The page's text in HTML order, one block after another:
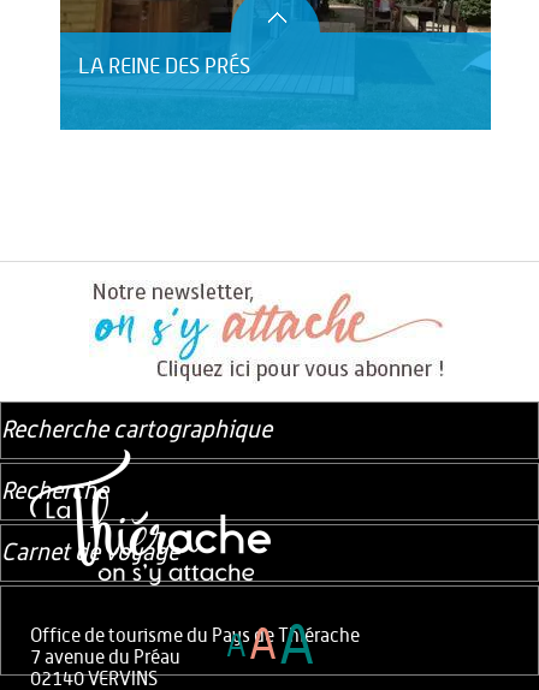
LA REINE DES PRÉS
Office de tourisme du Pays de Thiérache
7 avenue du Préau
02140 VERVINS
Recherche cartographique
Recherche
Carnet de voyage
AAA